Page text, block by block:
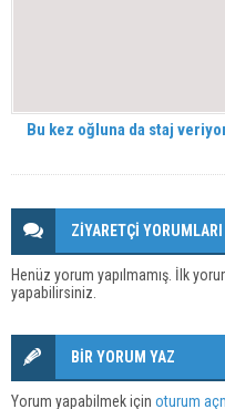
Bu kez oğluna da staj
ZİYARETÇİ YORUMLARI
Henüz yorum yapılmamış. İlk
yapabilirsiniz.
BİR YORUM YAZ
Yorum yapabilmek için oturum